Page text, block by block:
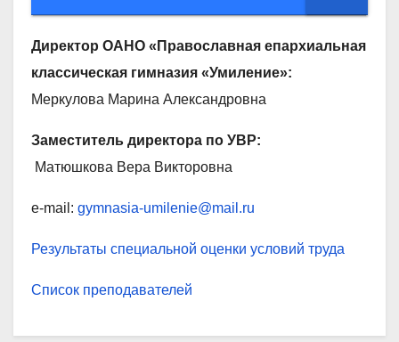
Директор ОАНО «Православная епархиальная
классическая гимназия «Умиление»:
Меркулова Марина Александровна
Заместитель директора по УВР:
Матюшкова Вера Викторовна
e-mail: gymnasia-umilenie@mail.ru
Результаты специальной оценки условий труда
Список преподавателей